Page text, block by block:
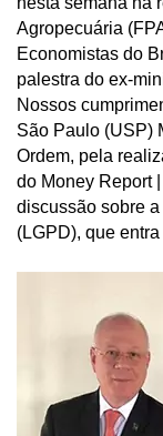
Agropecuária
Economistas do
palestra do ex-
Nossos
São Paulo (USP)
Ordem, pela
do Money Report
discussão sobre
(LGPD), que